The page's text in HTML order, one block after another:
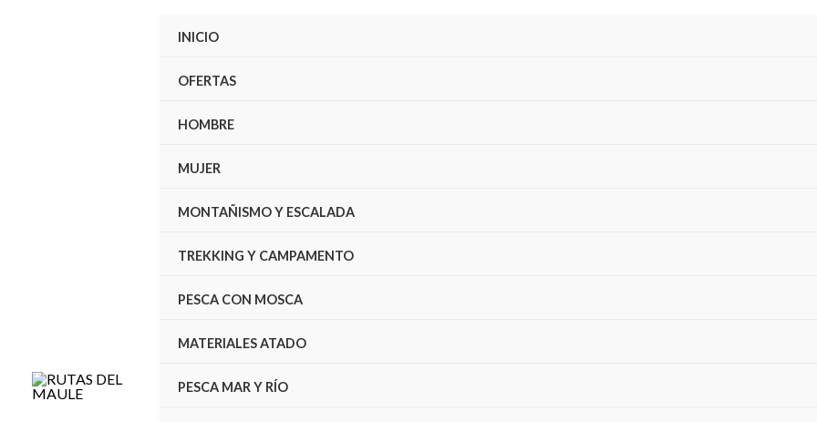
INICIO
OFERTAS
HOMBRE
MUJER
MONTAÑISMO Y ESCALADA
TREKKING Y CAMPAMENTO
PESCA CON MOSCA
MATERIALES ATADO
PESCA MAR Y RÍO